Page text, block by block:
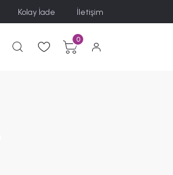
Kolay İade İletişim
0